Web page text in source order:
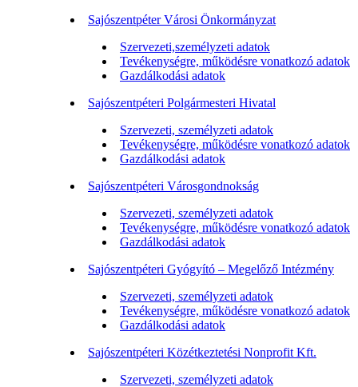
Sajószentpéter Városi Önkormányzat
Szervezeti,személyzeti adatok
Tevékenységre, működésre vonatkozó adatok
Gazdálkodási adatok
Sajószentpéteri Polgármesteri Hivatal
Szervezeti, személyzeti adatok
Tevékenységre, működésre vonatkozó adatok
Gazdálkodási adatok
Sajószentpéteri Városgondnokság
Szervezeti, személyzeti adatok
Tevékenységre, működésre vonatkozó adatok
Gazdálkodási adatok
Sajószentpéteri Gyógyító – Megelőző Intézmény
Szervezeti, személyzeti adatok
Tevékenységre, működésre vonatkozó adatok
Gazdálkodási adatok
Sajószentpéteri Közétkeztetési Nonprofit Kft.
Szervezeti, személyzeti adatok